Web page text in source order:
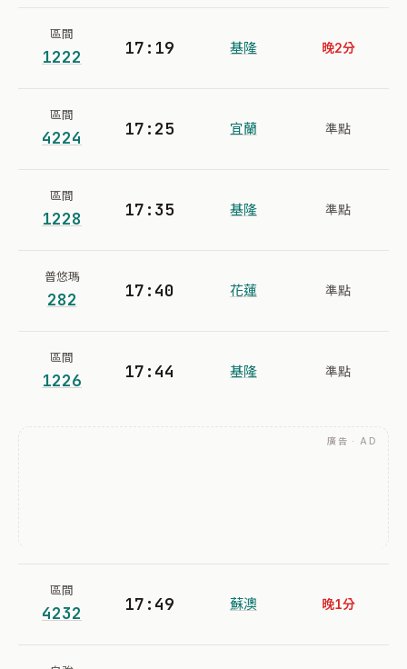
區間
1222 17:19 基隆 晚2分
區間
4224 17:25 宜蘭 準點
區間
1228 17:35 基隆 準點
普悠瑪
282 17:40 花蓮 準點
區間
1226 17:44 基隆 準點
廣告 · AD
區間
4232 17:49 蘇澳 晚1分